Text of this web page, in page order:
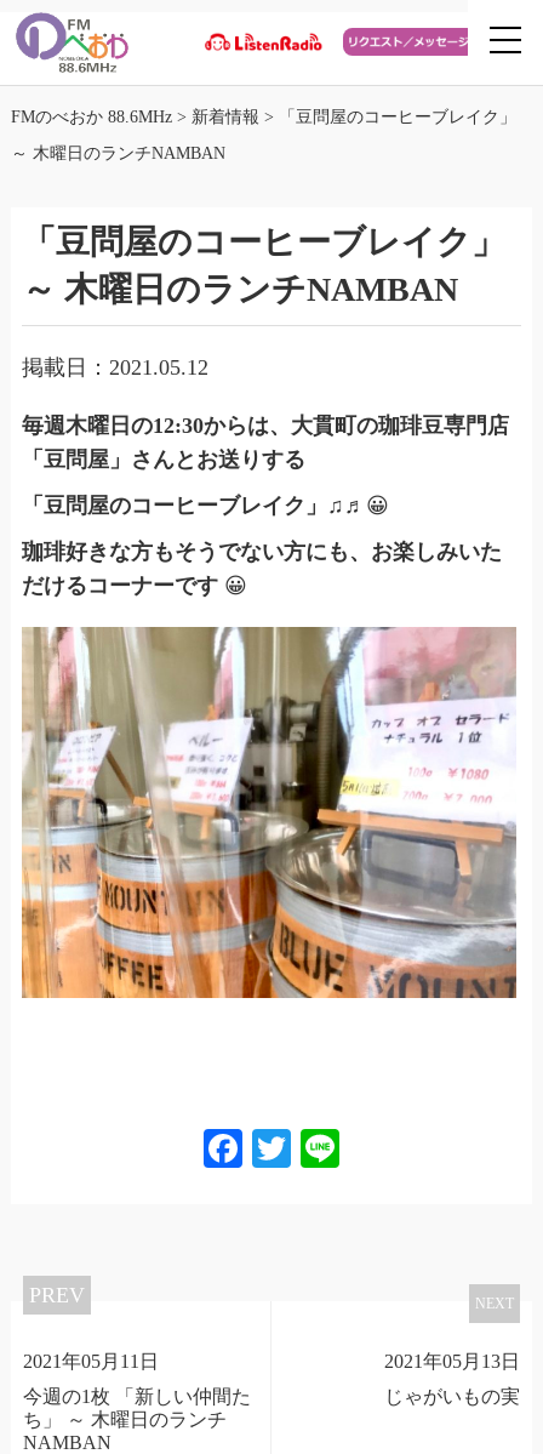
FMのべおか 88.6MHz> 新着情報 >
「豆問屋のコーヒーブレイク」
～ 木曜日のランチNAMBAN
「豆問屋のコーヒーブレイク」
～ 木曜日のランチNAMBAN
掲載日：2021.05.12
毎週木曜日の12:30からは、大貫町の珈琲豆専門店
「豆問屋」さんとお送りする
「豆問屋のコーヒーブレイク」♫♬ 😀
珈琲好きな方もそうでない方にも、お楽しみいた
だけるコーナーです😀
Facebook
Twitter
PREV
2021年05月11日
今週の1枚 「新しい仲間た
ち」 ～ 木曜日のランチ
NAMBAN
NEXT
2021年05月13日
じゃがいもの実